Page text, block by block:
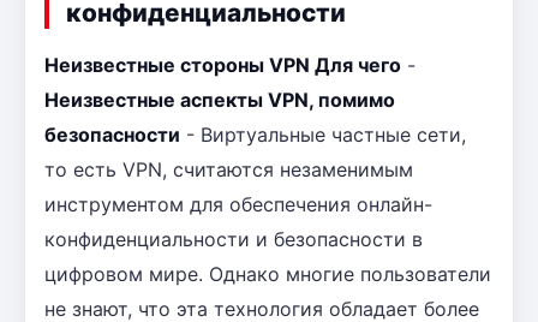
конфиденциальности
Неизвестные стороны VPN Для чего -
Неизвестные аспекты VPN, помимо
безопасности - Виртуальные частные сети,
то есть VPN, считаются незаменимым
инструментом для обеспечения онлайн-
конфиденциальности и безопасности в
цифровом мире. Однако многие пользователи
не знают, что эта технология обладает более